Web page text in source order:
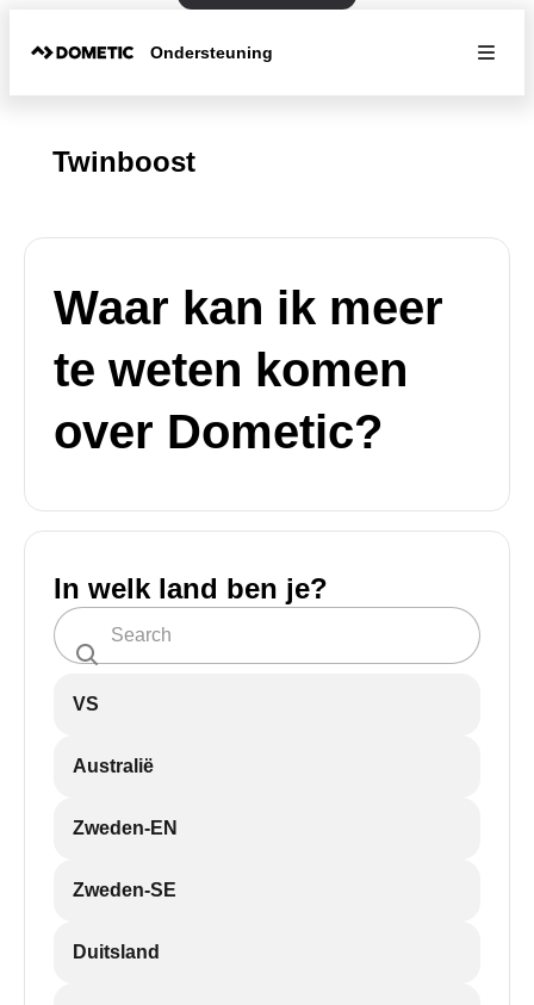
Ondersteuning
Twinboost
Waar kan ik meer
te weten komen
over Dometic?
In welk land ben je?
VS
Australië
Zweden-EN
Zweden-SE
Duitsland